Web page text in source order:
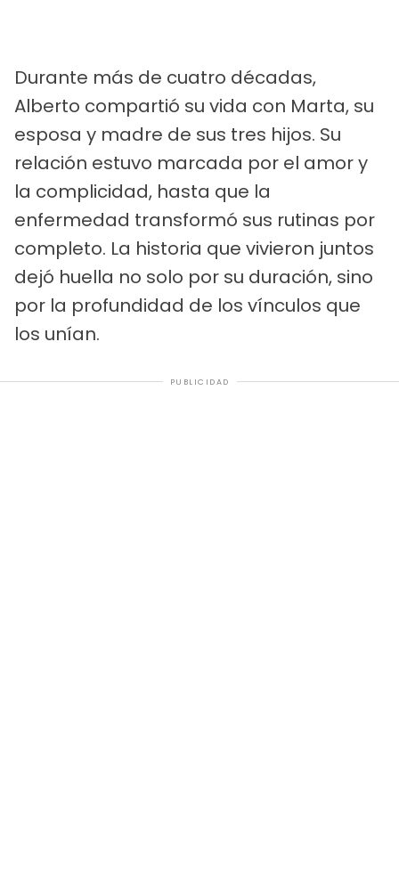
Durante más de cuatro décadas,
Alberto compartió su vida con Marta, su
esposa y madre de sus tres hijos. Su
relación estuvo marcada por el amor y
la complicidad, hasta que la
enfermedad transformó sus rutinas por
completo. La historia que vivieron juntos
dejó huella no solo por su duración, sino
por la profundidad de los vínculos que
los unían.
PUBLICIDAD